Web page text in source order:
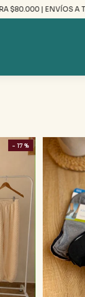
| ENVÍOS A TODO
- 17 %